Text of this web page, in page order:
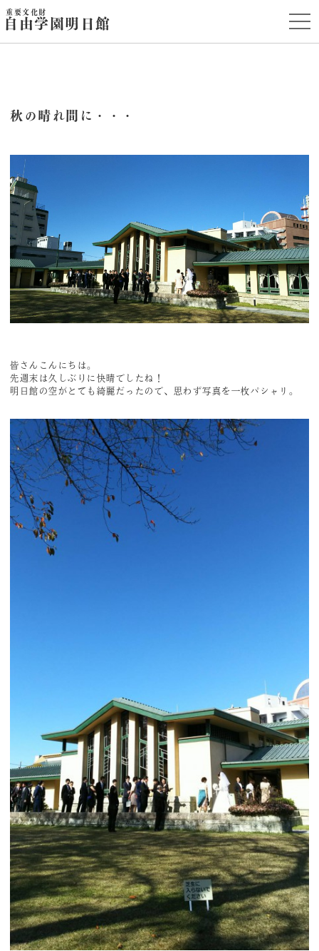
t
o
i
重要文化財
自由学園明日館
秋の晴れ間に・・・
皆さんこんにちは。
先週末は久しぶりに快晴でしたね！
明日館の空がとても綺麗だったので、思わず写真を一枚パシャリ。